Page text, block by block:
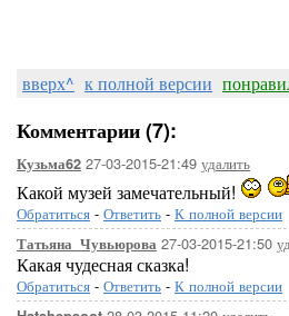
вверх^ к полной версии
Комментарии (7):
Кузьма62 27-03-2015-21:49 удалить
Какой музей замечательный!
Обратиться - Ответить - К полной версии
Татьяна_Чувьюрова 27-03-2015-21:50
Какая чудесная сказка!
Обратиться - Ответить - К полной версии